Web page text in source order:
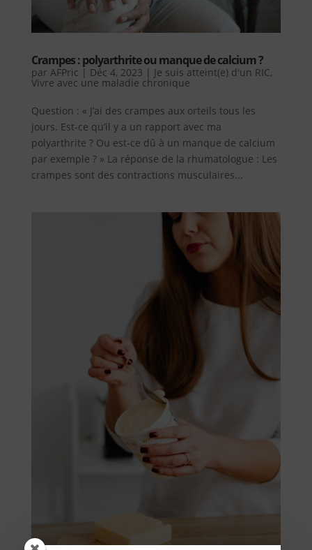
Crampes : polyarthrite ou manque de calcium ?
par AFPric | Déc 4, 2023 | Je suis atteint(e) d'un RIC,
Vivre avec une maladie chronique
Question : « J’ai des crampes aux orteils tous les
jours. Est-ce qu’il y a un rapport avec ma
polyarthrite ? Ou est-ce dû à un manque de calcium
par exemple ? » La réponse de la rhumatologue : Les
crampes sont des contractions musculaires...